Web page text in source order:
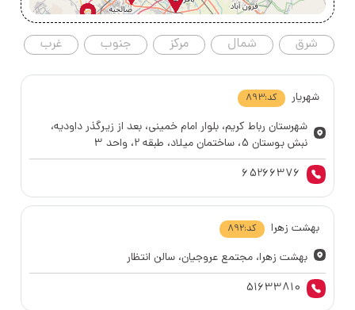
و سالمند
شرق شمال مرکز جنوب غرب
شهریار کد:893
شهرستان رباط کریم، بلوار امام خمینی، بعد از زیرگذر داودیه،
نبش بوستان 5،‌ ساختمان میلاد، طبقه 2،‌ واحد 3
65266376
بهشت زهرا کد:892
بهشت زهرا، مجتمع عروجیان، سالن انتظار
51633810